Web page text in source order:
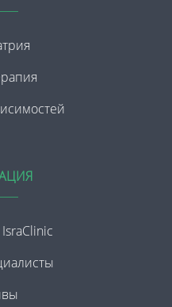
вас
заболевание
за ответ